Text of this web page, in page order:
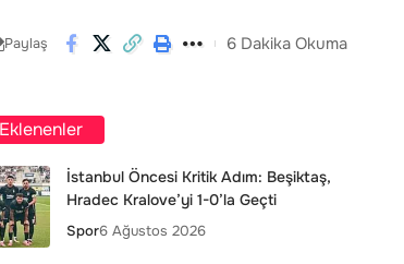
Paylaş 6 Dakika Okuma
İstanbul Öncesi Kritik Adım: Beşiktaş,
Hradec Kralove’yi 1-0’la Geçti
Spor6 Ağustos 2026